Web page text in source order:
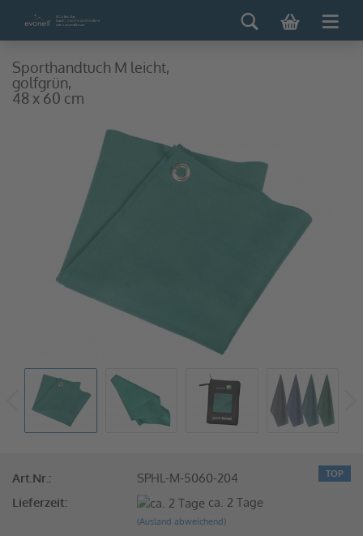
Sporthandtuch M leicht,
golfgrün,
48 x 60 cm
TOP
Art.Nr.:
SPHL-M-5060-204
Lieferzeit:
ca. 2 Tage
(Ausland abweichend)